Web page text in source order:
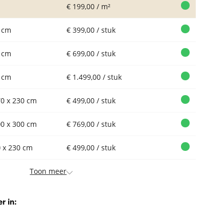
€ 199,00 / m²
€ 399,00 / stuk
€ 699,00 / stuk
€ 1.499,00 / stuk
x 230 cm € 499,00 / stuk
x 300 cm € 769,00 / stuk
x 230 cm € 499,00 / stuk
Toon meer
in: